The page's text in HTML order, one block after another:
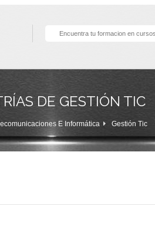
DE GESTIÓN TIC
E Informática Gestión Tic